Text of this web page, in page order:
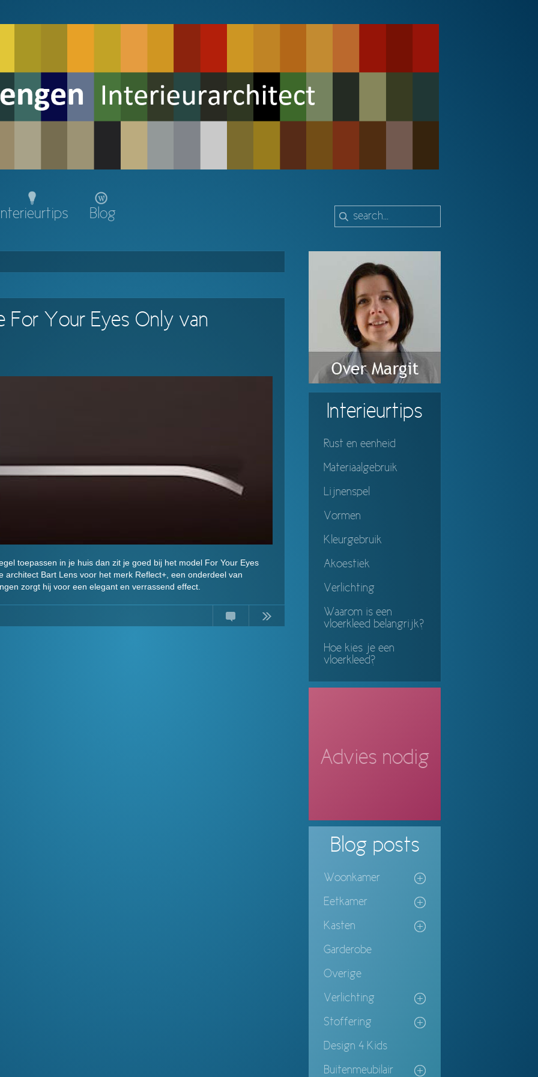
Blog
For Your Eyes Only van
toepassen in je huis dan zit je goed bij het model For Your Eyes
architect Bart Lens voor het merk Reflect+, een onderdeel van
zorgt hij voor een elegant en verrassend effect.
Continue
Interieurtips
Rust en eenheid
Materiaalgebruik
Lijnenspel
Vormen
Kleurgebruik
Akoestiek
Verlichting
Waarom is een
vloerkleed belangrijk?
Hoe kies je een
vloerkleed?
Advies nodig
Blog posts
Woonkamer
Eetkamer
Kasten
Garderobe
Overige
Verlichting
Stoffering
Design 4 Kids
Buitenmeubilair